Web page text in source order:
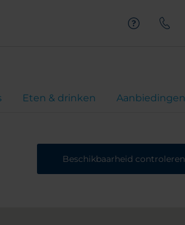
Eten & drinken Aanbiedingen
Beschikbaarheid controleren